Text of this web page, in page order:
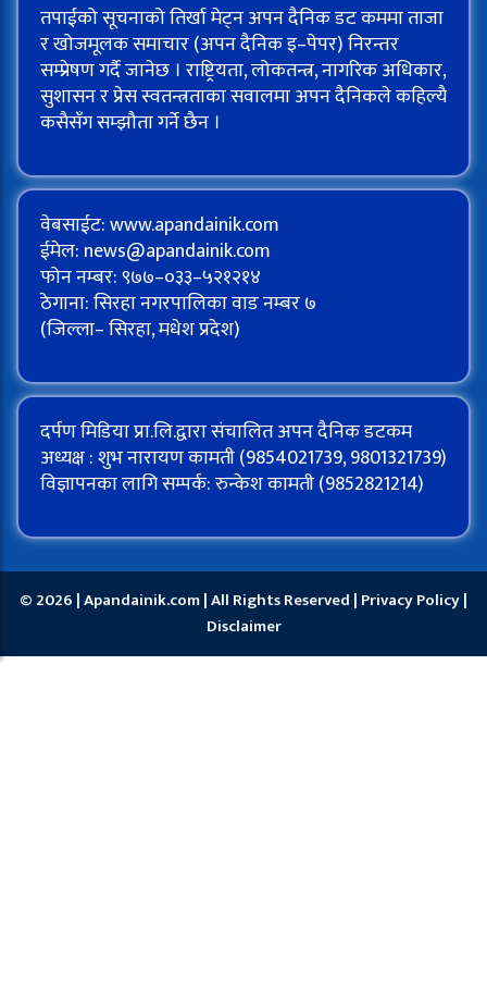
तपाईको सूचनाको तिर्खा मेट्न अपन दैनिक डट कममा ताजा
र खोजमूलक समाचार (अपन दैनिक इ–पेपर) निरन्तर
सम्प्रेषण गर्दै जानेछ । राष्ट्रियता, लोकतन्त्र, नागरिक अधिकार,
सुशासन र प्रेस स्वतन्त्रताका सवालमा अपन दैनिकले कहिल्यै
कसैसँग सम्झौता गर्ने छैन ।
वेबसाईट: www.apandainik.com
ईमेल: news@apandainik.com
फोन नम्बर: ९७७–०३३–५२१२१४
ठेगाना: सिरहा नगरपालिका वाड नम्बर ७
(जिल्ला– सिरहा, मधेश प्रदेश)
दर्पण मिडिया प्रा.लि.द्वारा संचालित अपन दैनिक डटकम
अध्यक्ष : शुभ नारायण कामती (9854021739, 9801321739)
विज्ञापनका लागि सम्पर्क: रुन्केश कामती (9852821214)
© 2026 | Apandainik.com | All Rights Reserved | Privacy Policy|
Disclaimer